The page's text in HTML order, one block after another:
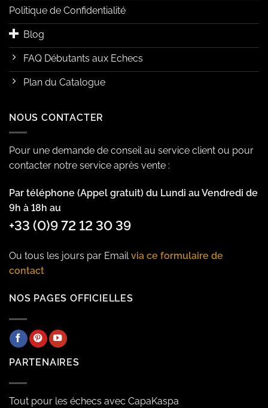
Politique de Confidentialité
Blog
FAQ Débutants aux Echecs
Plan du Catalogue
NOUS CONTACTER
Pour une demande de conseil au service client ou pour
contacter notre service après vente :
Par téléphone (Appel gratuit) du Lundi au Vendredi de
9h à 18h au
+33 (0)9 72 12 30 39
Ou tous les jours par Emailvia ce formulaire de
contact
NOS PAGES OFFICIELLES
PARTENAIRES
Tout pour les échecs avec CapaKaspa